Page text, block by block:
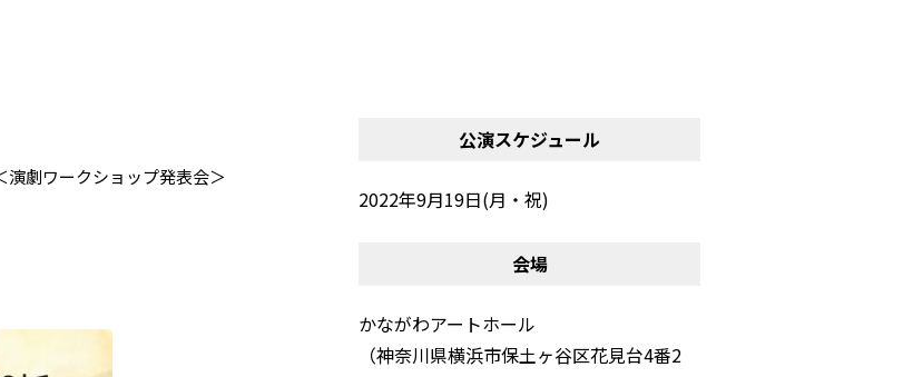
演劇ワークショップ発表会＞
公演スケジュール
2022年9月19日(月・祝)
会場
かながわアートホール
（神奈川県横浜市保土ヶ谷区花見台4番2